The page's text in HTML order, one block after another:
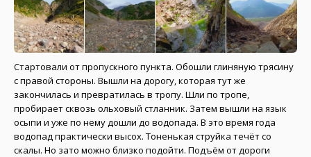
Стартовали от пропускного пункта. Обошли глиняную трясину
с правой стороны. Вышли на дорогу, которая тут же
закончилась и превратилась в тропу. Шли по тропе,
пробирает сквозь ольховый стланник. Затем вышли на язык
осыпи и уже по нему дошли до водопада. В это время года
водопад практически высох. Тоненькая струйка течёт со
скалы. Но зато можно близко подойти. Подъём от дороги